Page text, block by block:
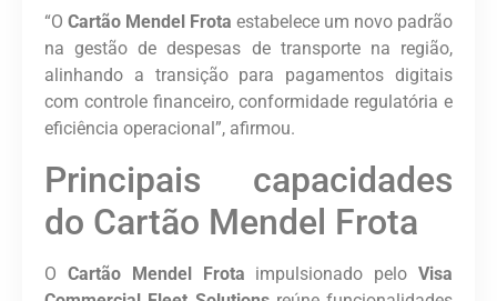
“O Cartão Mendel Frota estabelece um novo padrão
na gestão de despesas de transporte na região,
alinhando a transição para pagamentos digitais
com controle financeiro, conformidade regulatória e
eficiência operacional”, afirmou.
Principais capacidades
do Cartão Mendel Frota
O Cartão Mendel Frota impulsionado peloVisa